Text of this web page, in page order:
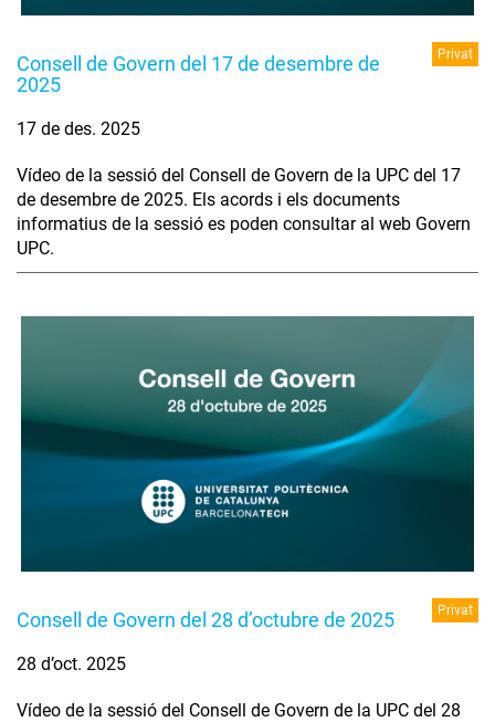
Consell de Govern del 17 de desembre de
2025
Privat
17 de des. 2025
Vídeo de la sessió del Consell de Govern de la UPC del 17
de desembre de 2025. Els acords i els documents
informatius de la sessió es poden consultar al web Govern
UPC.
Consell de Govern del 28 d’octubre de 2025 Privat
28 d’oct. 2025
Vídeo de la sessió del Consell de Govern de la UPC del 28